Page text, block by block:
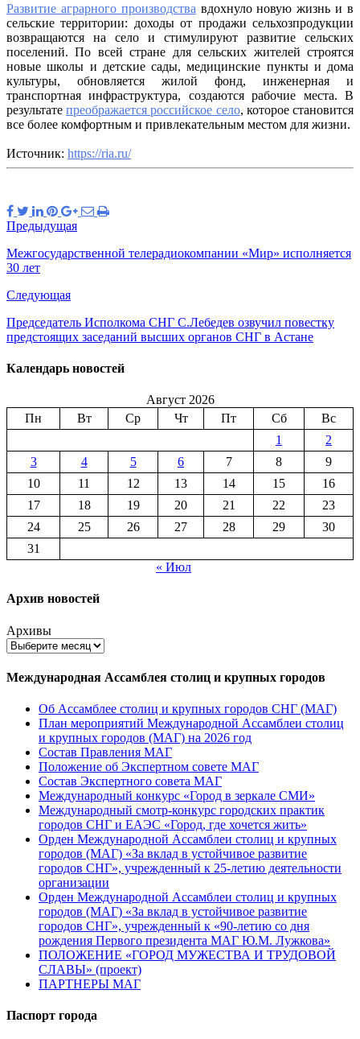
Развитие аграрного производства вдохнуло новую жизнь и в
сельские территории: доходы от продажи сельхозпродукции
возвращаются на село и стимулируют развитие сельских
поселений. По всей стране для сельских жителей строятся
новые школы и детские сады, медицинские пункты и дома
культуры, обновляется жилой фонд, инженерная и
транспортная инфраструктура, создаются рабочие места. В
результатепреображается российское село, которое становится
все более комфортным и привлекательным местом для жизни.
Источник: https://ria.ru/
Предыдущая
Межгосударственной телерадиокомпании «Мир» исполняется
30 лет
Следующая
Председатель Исполкома СНГ С.Лебедев озвучил повестку
предстоящих заседаний высших органов СНГ в Астане
Календарь новостей
Август 2026
Пн
Вт Ср Чт Пт Сб
Вс
1
2
3
4 5 6 7 8
9
10
11 12 13 14 15
16
17
18 19 20 21 22
23
24
25 26 27 28 29
30
31
« Июл
Архив новостей
Архивы
Международная Ассамблея столиц и крупных городов
Об Ассамблее столиц и крупных городов СНГ (МАГ)
План мероприятий Международной Ассамблеи столиц
и крупных городов (МАГ) на 2026 год
Состав Правления МАГ
Положение об Экспертном совете МАГ
Состав Экспертного совета МАГ
Международный конкурс «Город в зеркале СМИ»
Международный смотр-конкурс городских практик
городов СНГ и ЕАЭС «Город, где хочется жить»
Орден Международной Ассамблеи столиц и крупных
городов (МАГ) «За вклад в устойчивое развитие
городов СНГ», учрежденный к 25-летию деятельности
организации
Орден Международной Ассамблеи столиц и крупных
городов (МАГ) «За вклад в устойчивое развитие
городов СНГ», учрежденный к «90-летию со дня
рождения Первого президента МАГ Ю.М. Лужкова»
ПОЛОЖЕНИЕ «ГОРОД МУЖЕСТВА И ТРУДОВОЙ
СЛАВЫ» (проект)
ПАРТНЕРЫ МАГ
Паспорт города